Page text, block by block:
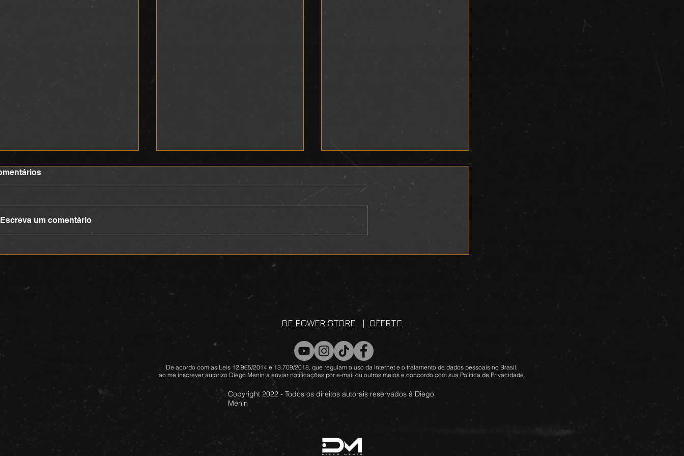
DEVOCIONAL
Escreva um comentário
BE POWER STORE | OFERTE
De acordo com as Leis 12.965/2014 e 13.709/2018, que regulam o uso da Internet e o tratamento de dados pessoais no Brasil,
ao me inscrever autorizo Diego Menin a enviar notificações por e-mail ou outros meios e concordo com sua Política de Privacidade.
Copyright 2022 - Todos os direitos autorais reservados à Diego
Menin